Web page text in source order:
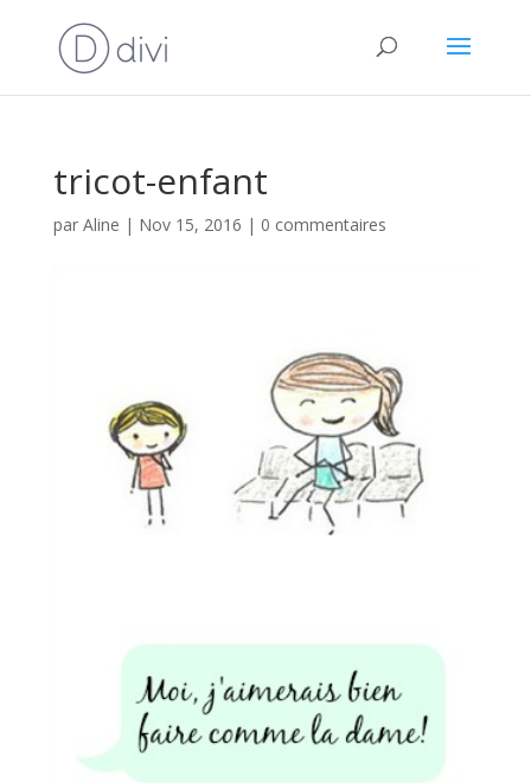
tricot-enfant
par Aline | Nov 15, 2016 | 0 commentaires